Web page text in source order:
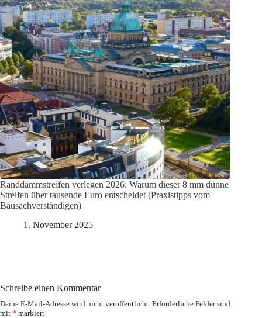
Randdämmstreifen verlegen 2026: Warum dieser 8 mm dünne
Streifen über tausende Euro entscheidet (Praxistipps vom
Bausachverständigen)
1. November 2025
Schreibe einen Kommentar
Deine E-Mail-Adresse wird nicht veröffentlicht. Erforderliche Felder sind
mit * markiert